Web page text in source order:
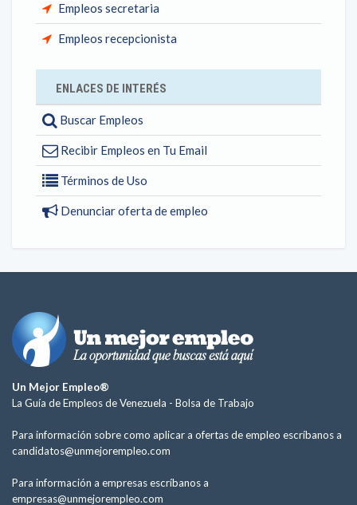
Empleos secretaria
Empleos recepcionista
ENLACES DE INTERÉS
Buscar Empleos
Recibir Empleos en Tu Email
Términos de Uso
Denunciar oferta de empleo
Un Mejor Empleo®
La Guía de Empleos de Venezuela - Bolsa de Trabajo
Para información sobre como aplicar a ofertas de empleo escríbanos a
candidatos@unmejorempleo.com
Para información a empresas escríbanos a
empresas@unmejorempleo.com